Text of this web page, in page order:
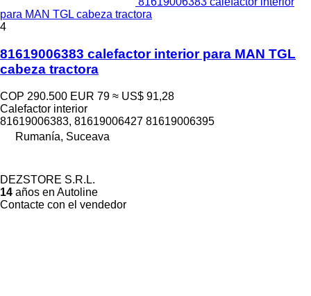
para MAN TGL cabeza tractora
4
81619006383 calefactor interior para MAN TGL
cabeza tractora
COP 290.500 EUR 79 ≈ US$ 91,28
Calefactor interior
81619006383, 81619006427 81619006395
Rumanía, Suceava
DEZSTORE S.R.L.
14 años en Autoline
Contacte con el vendedor